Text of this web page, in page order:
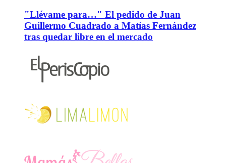
"Llévame para…" El pedido de Juan
Guillermo Cuadrado a Matías Fernández
tras quedar libre en el mercado